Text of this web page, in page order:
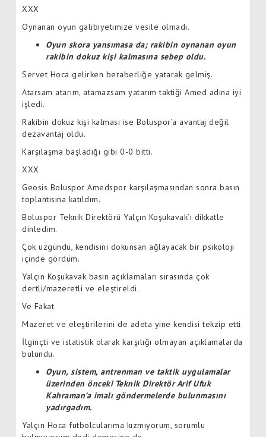
XXX
Oynanan oyun galibiyetimize vesile olmadı.
Oyun skora yansımasa da; rakibin oynanan oyun
rakibin dokuz kişi kalmasına sebep oldu.
Servet Hoca gelirken beraberliğe yatarak gelmiş.
Atarsam atarım, atamazsam yatarım taktiği Amed adına iyi
işledi.
Rakibin dokuz kişi kalması ise Boluspor’a avantaj değil
dezavantaj oldu.
Karşılaşma başladığı gibi 0-0 bitti.
XXX
Geosis Boluspor Amedspor karşılaşmasından sonra basın
toplantısına katıldım.
Boluspor Teknik Direktörü Yalçın Koşukavak’ı dikkatle
dinledim.
Çok üzgündü, kendisini dokunsan ağlayacak bir psikoloji
içinde gördüm.
Yalçın Koşukavak basın açıklamaları sırasında çok
dertli/mazeretli ve eleştireldi.
Ve Fakat
Mazeret ve eleştirilerini de adeta yine kendisi tekzip etti.
İlginçti ve istatistik olarak karşılığı olmayan açıklamalarda
bulundu.
Oyun, sistem, antrenman ve taktik uygulamalar
üzerinden önceki Teknik Direktör Arif Ufuk
Kahraman’a imalı göndermelerde bulunmasını
yadırgadım.
Yalçın Hoca futbolcularıma kızmıyorum, sorumlu